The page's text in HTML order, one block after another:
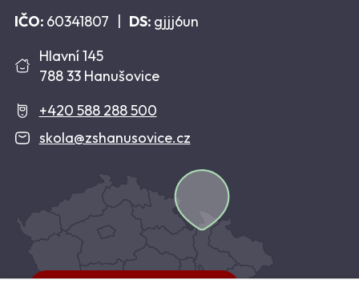
IČO: 60341807 DS: gjjj6un
Hlavní 145
788 33 Hanušovice
+420 588 288 500
skola@zshanusovice.cz